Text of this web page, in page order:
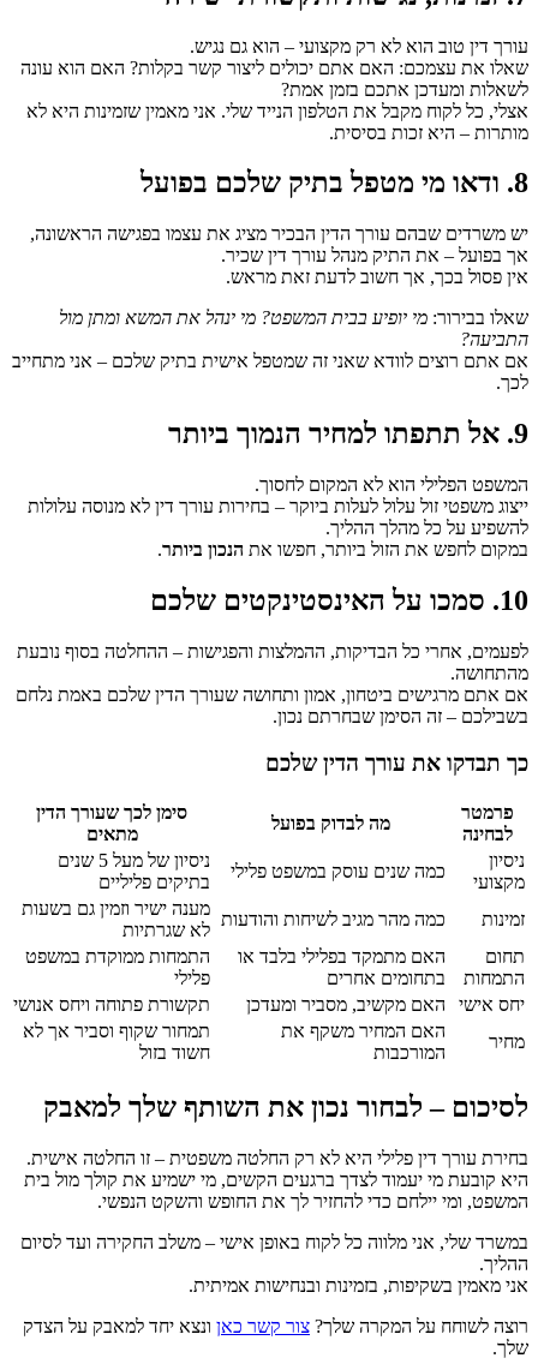
עורך דין טוב הוא לא רק מקצועי – הוא גם נגיש.
שאלו את עצמכם: האם אתם יכולים ליצור קשר בקלות? האם הוא עונה
לשאלות ומעדכן אתכם בזמן אמת?
אצלי, כל לקוח מקבל את הטלפון הנייד שלי. אני מאמין שזמינות היא לא
מותרות – היא זכות בסיסית.
8. ודאו מי מטפל בתיק שלכם בפועל
יש משרדים שבהם עורך הדין הבכיר מציג את עצמו בפגישה הראשונה,
אך בפועל – את התיק מנהל עורך דין שכיר.
אין פסול בכך, אך חשוב לדעת זאת מראש.
שאלו בבירור: מי יופיע בבית המשפט? מי ינהל את המשא ומתן מול
התביעה?
אם אתם רוצים לוודא שאני זה שמטפל אישית בתיק שלכם – אני מתחייב
לכך.
9. אל תתפתו למחיר הנמוך ביותר
המשפט הפלילי הוא לא המקום לחסוך.
ייצוג משפטי זול עלול לעלות ביוקר – בחירות עורך דין לא מנוסה עלולות
להשפיע על כל מהלך ההליך.
במקום לחפש את הזול ביותר, חפשו את הנכון ביותר.
10. סמכו על האינסטינקטים שלכם
לפעמים, אחרי כל הבדיקות, ההמלצות והפגישות – ההחלטה בסוף נובעת
מהתחושה.
אם אתם מרגישים ביטחון, אמון ותחושה שעורך הדין שלכם באמת נלחם
בשבילכם – זה הסימן שבחרתם נכון.
כך תבדקו את עורך הדין שלכם
פרמטר
לבחינה
מה לבדוק בפועל
סימן לכך שעורך הדין
מתאים
ניסיון
מקצועי
כמה שנים עוסק במשפט פלילי
ניסיון של מעל 5 שנים
בתיקים פליליים
זמינות
כמה מהר מגיב לשיחות והודעות
מענה ישיר וזמין גם בשעות
לא שגרתיות
תחום
התמחות
האם מתמקד בפלילי בלבד או
בתחומים אחרים
התמחות ממוקדת במשפט
פלילי
יחס אישי
האם מקשיב, מסביר ומעדכן
תקשורת פתוחה ויחס אנושי
מחיר
האם המחיר משקף את
המורכבות
תמחור שקוף וסביר אך לא
חשוד בזול
לסיכום – לבחור נכון את השותף שלך למאבק
בחירת עורך דין פלילי היא לא רק החלטה משפטית – זו החלטה אישית.
היא קובעת מי יעמוד לצדך ברגעים הקשים, מי ישמיע את קולך מול בית
המשפט, ומי יילחם כדי להחזיר לך את החופש והשקט הנפשי.
במשרד שלי, אני מלווה כל לקוח באופן אישי – משלב החקירה ועד לסיום
ההליך.
אני מאמין בשקיפות, בזמינות ובנחישות אמיתית.
רוצה לשוחח על המקרה שלך? צור קשר כאן ונצא יחד למאבק על הצדק
שלך.